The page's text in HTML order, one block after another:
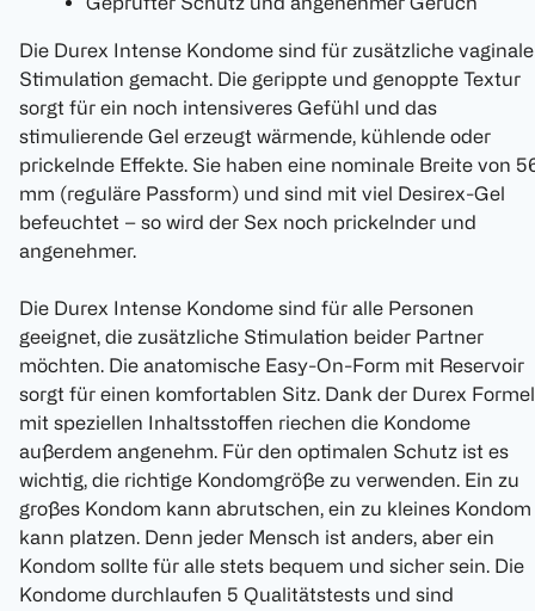
Die Durex Intense Kondome sind für zusätzliche vaginale
Stimulation gemacht. Die gerippte und genoppte Textur
sorgt für ein noch intensiveres Gefühl und das
stimulierende Gel erzeugt wärmende, kühlende oder
prickelnde Effekte. Sie haben eine nominale Breite von
mm (reguläre Passform) und sind mit viel Desirex-Gel
befeuchtet – so wird der Sex noch prickelnder und
angenehmer.
Die Durex Intense Kondome sind für alle Personen
geeignet, die zusätzliche Stimulation beider Partner
möchten. Die anatomische Easy-On-Form mit Reservoir
sorgt für einen komfortablen Sitz. Dank der Durex Formel
mit speziellen Inhaltsstoffen riechen die Kondome
außerdem angenehm. Für den optimalen Schutz ist es
wichtig, die richtige Kondomgröße zu verwenden. Ein zu
großes Kondom kann abrutschen, ein zu kleines Kondom
kann platzen. Denn jeder Mensch ist anders, aber ein
Kondom sollte für alle stets bequem und sicher sein. Die
Kondome durchlaufen 5 Qualitätstests und sind